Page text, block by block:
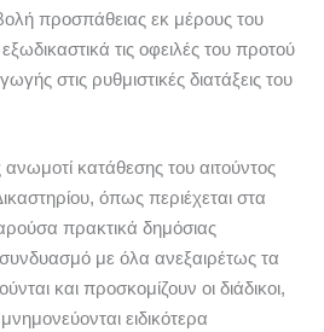
προσπάθειας εκ μέρους του
τις οφειλές του προτού
στις ρυθμιστικές διατάξεις του
κατάθεσης του αιτούντος
όπως περιέχεται στα
πρακτικά δημόσιας
με όλα ανεξαιρέτως τα
και προσκομίζουν oι διάδικοι,
ειδικότερα